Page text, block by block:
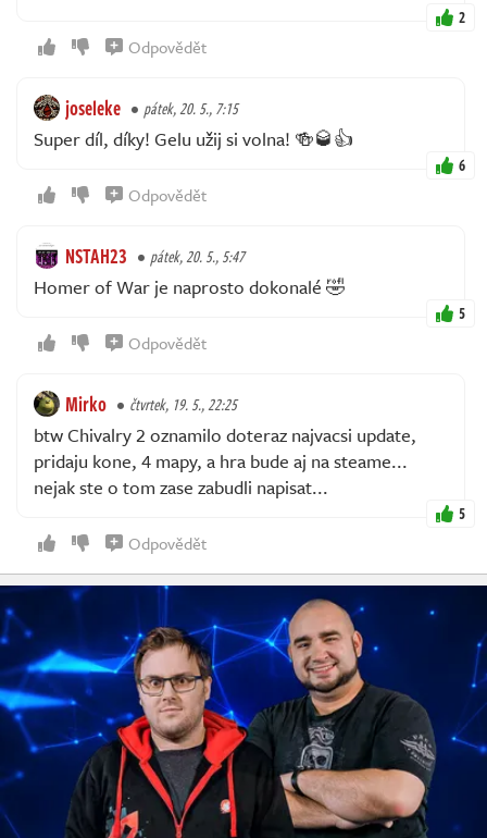
2
Odpovědět
joseleke pátek, 20. 5., 7:15
Super díl, díky! Gelu užij si volna! 🍻🥃👍
6
Odpovědět
NSTAH23 pátek, 20. 5., 5:47
Homer of War je naprosto dokonalé 🤣
5
Odpovědět
Mirko čtvrtek, 19. 5., 22:25
btw Chivalry 2 oznamilo doteraz najvacsi update,
pridaju kone, 4 mapy, a hra bude aj na steame...
nejak ste o tom zase zabudli napisat...
5
Odpovědět